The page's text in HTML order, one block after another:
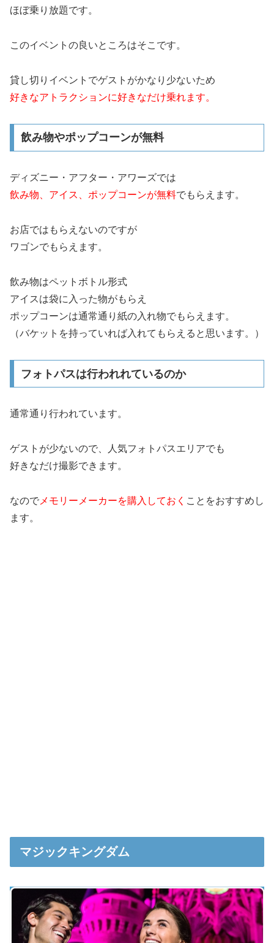
ほぼ乗り放題です。
このイベントの良いところはそこです。
貸し切りイベントでゲストがかなり少ないため
好きなアトラクションに好きなだけ乗れます。
飲み物やポップコーンが無料
ディズニー・アフター・アワーズでは
飲み物、アイス、ポップコーンが無料でもらえます。
お店ではもらえないのですが
ワゴンでもらえます。
飲み物はペットボトル形式
アイスは袋に入った物がもらえ
ポップコーンは通常通り紙の入れ物でもらえます。
（バケットを持っていれば入れてもらえると思います。）
フォトパスは行われれているのか
通常通り行われています。
ゲストが少ないので、人気フォトパスエリアでも
好きなだけ撮影できます。
なので メモリーメーカーを購入しておく ことをおすすめし
ます。
マジックキングダム